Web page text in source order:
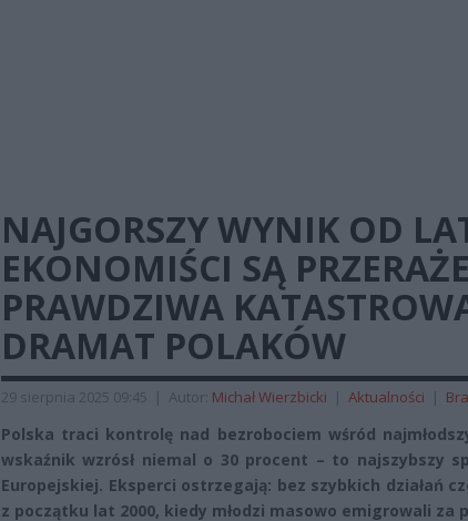
NAJGORSZY WYNIK OD
EKONOMIŚCI SĄ
PRAWDZIWA
DRAMAT POLAKÓW
29 sierpnia 2025 09:45 | Autor: Michał Wierzbicki | Aktualności |
Polska traci kontrolę nad bezrobociem wśród
wskaźnik wzrósł niemal o 30 procent – to najszybszy
Europejskiej. Eksperci ostrzegają: bez szybkich działań
z początku lat 2000, kiedy młodzi masowo emigrowali za